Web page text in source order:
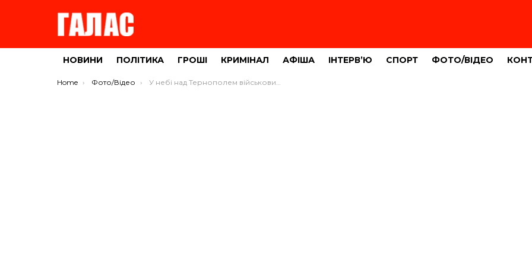
НОВИНИ ПОЛІТИКА ГРОШІ КРИМІНАЛ АФІША ІНТЕРВ’Ю СПОРТ ФОТО/ВІДЕО
You are here:
Home Фото/Відео У небі над Тернополем військовий літак залишив після себе дивні кола (ФОТО)